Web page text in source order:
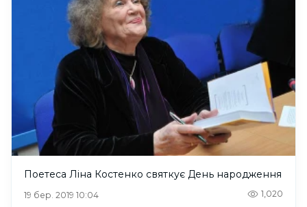
Поетеса Ліна Костенко святкує День народження
19 бер. 2019 10:04 1,020